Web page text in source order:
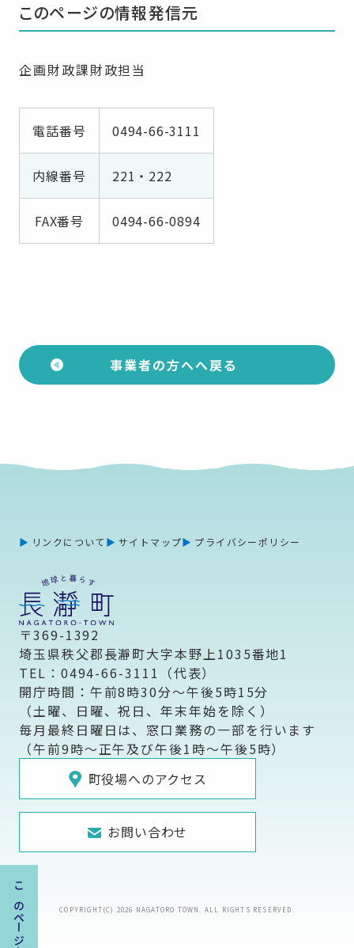
このページの情報発信元
企画財政課財政担当
電話番号 0494-66-3111
内線番号 221・222
FAX番号 0494-66-0894
事業者の方へへ戻る
リンクについて サイトマップ プライバシーポリシー
〒369-1392
埼玉県秩父郡長瀞町大字本野上1035番地1
TEL：0494-66-3111（代表）
開庁時間：午前8時30分～午後5時15分
（土曜、日曜、祝日、年末年始を除く）
毎月最終日曜日は、窓口業務の一部を行います
（午前9時～正午及び午後1時～午後5時）
町役場へのアクセス
お問い合わせ
COPYRIGHT(C) 2026 NAGATORO TOWN. ALL RIGHTS RESERVED.